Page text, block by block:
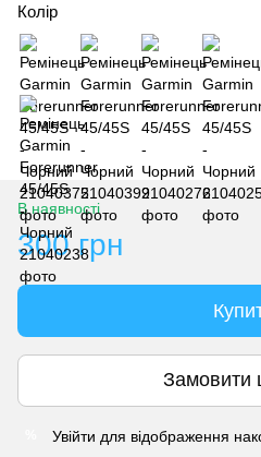
Колір
В наявності
300 грн
Замовити
Увійти для відображення